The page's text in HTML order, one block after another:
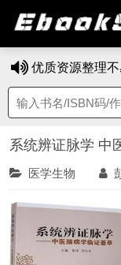
优质资源整理
系统辨证脉学 中
医学生物